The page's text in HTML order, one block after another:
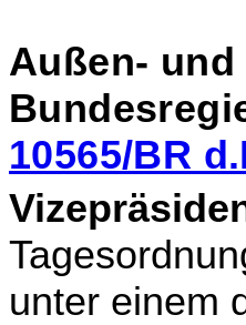
Außen-
10565/BR
unter einem